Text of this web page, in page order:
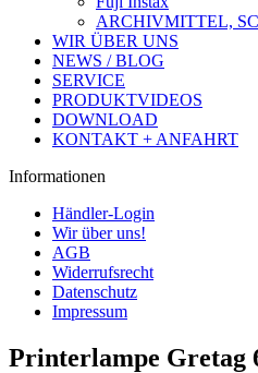
ARCHIVMITTEL,
WIR ÜBER UNS
NEWS / BLOG
SERVICE
PRODUKTVIDEOS
DOWNLOAD
KONTAKT + ANFAHRT
Informationen
Händler-Login
Wir über uns!
AGB
Widerrufsrecht
Datenschutz
Impressum
Printerlampe Gretag